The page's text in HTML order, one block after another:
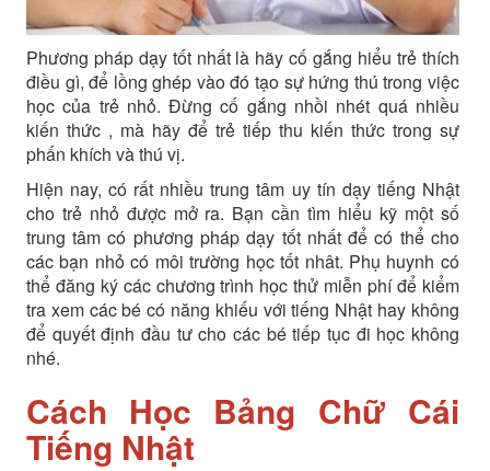
Phương pháp dạy tốt nhất là hãy cố gắng hiểu trẻ thích
điều gì, để lồng ghép vào đó tạo sự hứng thú trong việc
học của trẻ nhỏ. Đừng cố gắng nhồi nhét quá nhiều
kiến thức , mà hãy để trẻ tiếp thu kiến thức trong sự
phấn khích và thú vị.
Hiện nay, có rất nhiều trung tâm uy tín dạy tiếng Nhật
cho trẻ nhỏ được mở ra. Bạn cần tìm hiểu kỹ một số
trung tâm có phương pháp dạy tốt nhất để có thể cho
các bạn nhỏ có môi trường học tốt nhât. Phụ huynh có
thể đăng ký các chương trình học thử miễn phí để kiểm
tra xem các bé có năng khiếu với tiếng Nhật hay không
để quyết định đầu tư cho các bé tiếp tục đi học không
nhé.
Cách Học Bảng Chữ Cái
Tiếng Nhật